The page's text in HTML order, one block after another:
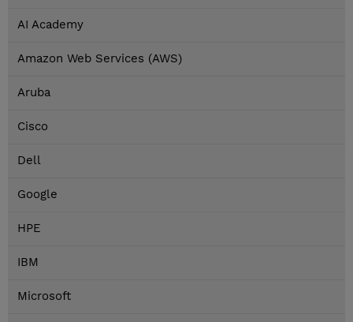
AI Academy
Amazon Web Services (AWS)
Aruba
Cisco
Dell
Google
HPE
IBM
Microsoft